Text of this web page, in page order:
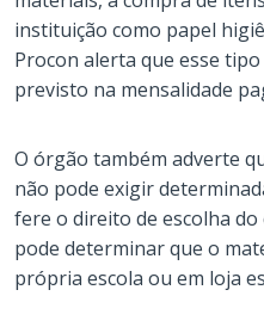
instituição como papel
Procon alerta que esse
previsto na mensalidade
O órgão também adverte
não pode exigir
fere o direito de escolha
pode determinar que o
própria escola ou em loja